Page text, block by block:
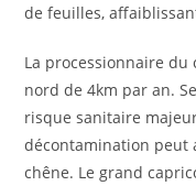
de feuilles,
La processionnaire
nord de 4km par an.
risque sanitaire
décontamination peut
chêne. Le grand